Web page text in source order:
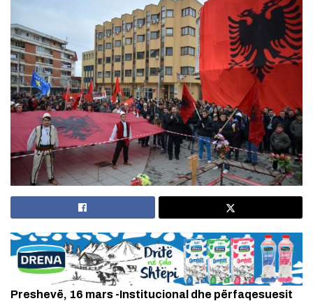
Preshevë, 16 mars -Institucional dhe përfaqesuesit